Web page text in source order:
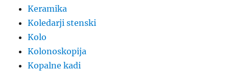
Keramika
Koledarji stenski
Kolo
Kolonoskopija
Kopalne kadi